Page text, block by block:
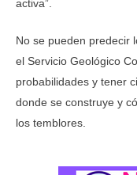
activa”.
No se pueden predecir
el Servicio Geológico
probabilidades y tener
donde se construye y
los temblores.